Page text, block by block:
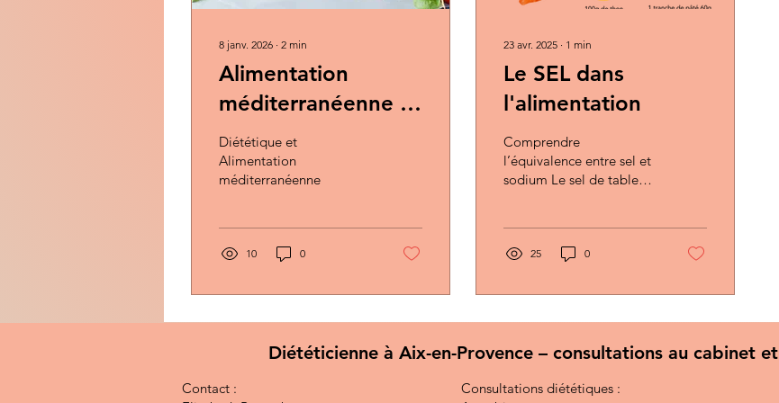
8 janv. 2026 ∙ 2 min
Alimentation
méditerranéenne :
principes et intérêt
dans les maladies
chroniques
Diététique et
Alimentation
méditerranéenne
10 0
23 avr. 2025 ∙ 1 min
Le SEL dans
l'alimentation
Comprendre
l’équivalence entre sel et
sodium Le sel de table
recommandations
souvent exprimées soit en
, ce qui peut prêter à
de sodium correspond à
25 0
Diététicienne à Aix-en-Provence – consultations au cabinet
Contact :
Consultations diététiques :